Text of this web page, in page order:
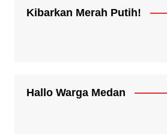
Kibarkan Merah Putih!
Hallo Warga Medan